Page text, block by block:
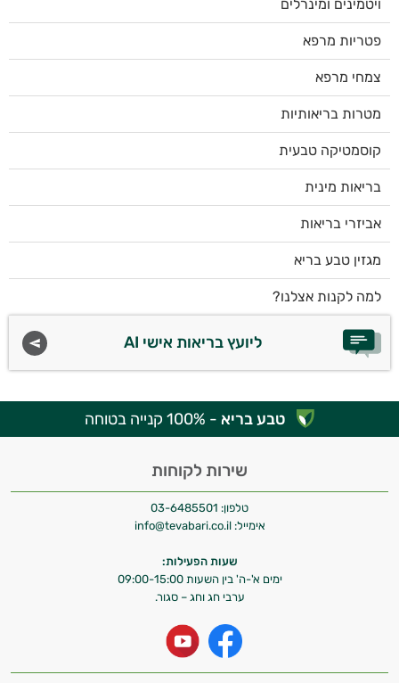
ויטמינים ומינרלים
פטריות מרפא
צמחי מרפא
מטרות בריאותיות
קוסמטיקה טבעית
בריאות מינית
אביזרי בריאות
מגזין טבע בריא
למה לקנות אצלנו?
ליועץ בריאות אישי AI
טבע בריא - 100% קנייה בטוחה
שירות לקוחות
טלפון: 03-6485501
אימייל: info@tevabari.co.il
שעות הפעילות:
ימים א'-ה' בין השעות 09:00-15:00
ערבי חג וחג – סגור.